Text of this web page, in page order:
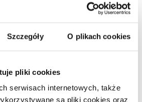
Szczegóły O plikach cookies
pliki cookies
serwisach internetowych, także
są pliki cookies oraz
Sortuj
Na stronie